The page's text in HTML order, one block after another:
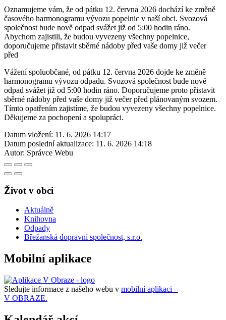
Oznamujeme vám, že od pátku 12. června 2026 dochází ke změně
časového harmonogramu vývozu popelnic v naší obci. Svozová
společnost bude nově odpad svážet již od 5:00 hodin ráno.
Abychom zajistili, že budou vyvezeny všechny popelnice,
doporučujeme přistavit sběrné nádoby před vaše domy již večer
před
Vážení spoluobčané, od pátku 12. června 2026 dojde ke změně
harmonogramu vývozu odpadu. Svozová společnost bude nově
odpad svážet již od 5:00 hodin ráno. Doporučujeme proto přistavit
sběrné nádoby před vaše domy již večer před plánovaným svozem.
Tímto opatřením zajistíme, že budou vyvezeny všechny popelnice.
Děkujeme za pochopení a spolupráci.
Datum vložení: 11. 6. 2026 14:17
Datum poslední aktualizace: 11. 6. 2026 14:18
Autor: Správce Webu
Život v obci
Aktuálně
Knihovna
Odpady
Břežanská dopravní společnost, s.r.o.
Mobilní aplikace
Sledujte informace z našeho webu v mobilní aplikaci –
V OBRAZE.